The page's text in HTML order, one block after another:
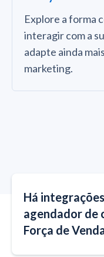
Explore a forma
interagir com a
adapte ainda
marketing.
Há
agendador de
Força de